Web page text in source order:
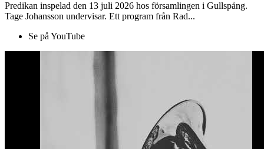
Predikan inspelad den 13 juli 2026 hos församlingen i Gullspång.
Tage Johansson undervisar. Ett program från Rad...
Se på YouTube